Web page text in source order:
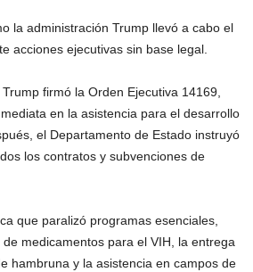
la administración Trump llevó a cabo el
acciones ejecutivas sin base legal.
firmó la Orden Ejecutiva 14169,
en la asistencia para el desarrollo
el Departamento de Estado instruyó
los contratos y subvenciones de
que paralizó programas esenciales,
medicamentos para el VIH, la entrega
hambruna y la asistencia en campos de